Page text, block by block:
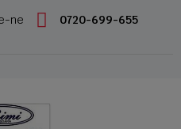
ne 0720-699-655